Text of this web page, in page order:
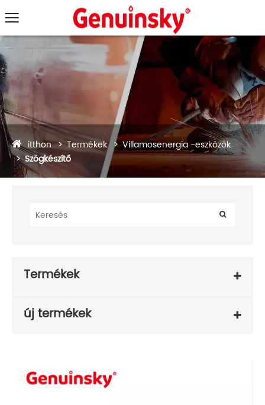
itthon Termékek
Villamosenergia -eszközök
Szögkészítő
Termékek
új termékek